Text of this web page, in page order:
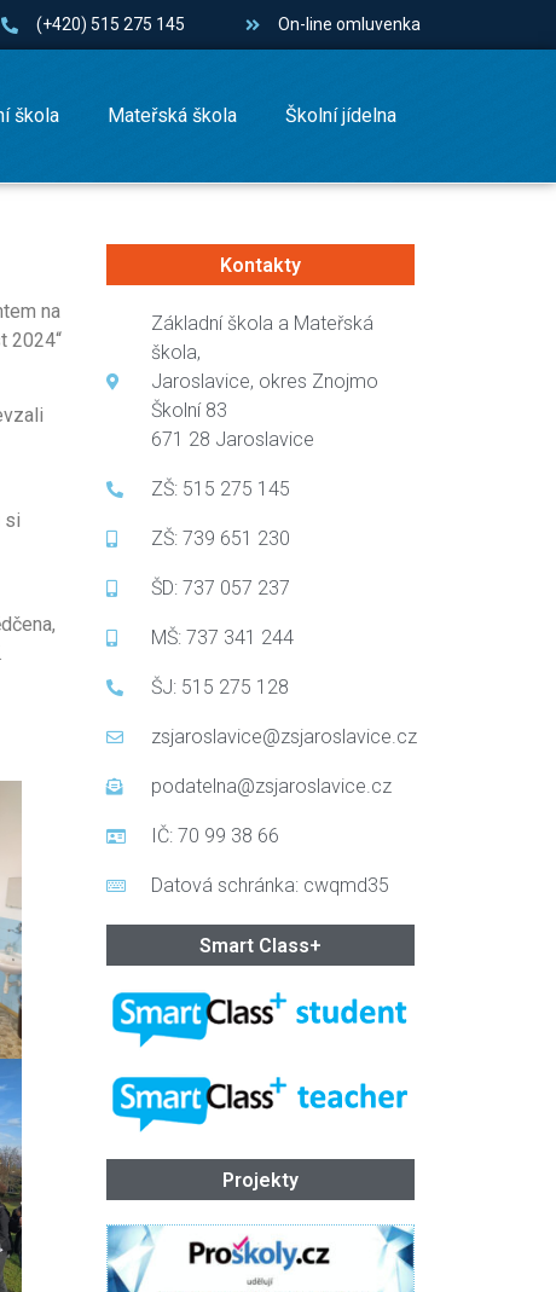
(+420) 515 275 145 On-line omluvenka
škola Mateřská škola Školní jídelna
na
2024“
si
Kontakty
Základní škola a Mateřská
škola,
Jaroslavice, okres Znojmo
Školní 83
671 28 Jaroslavice
ZŠ: 515 275 145
ZŠ: 739 651 230
ŠD: 737 057 237
MŠ: 737 341 244
ŠJ: 515 275 128
zsjaroslavice@zsjaroslavice.cz
podatelna@zsjaroslavice.cz
IČ: 70 99 38 66
Datová schránka: cwqmd35
Smart Class+
Projekty